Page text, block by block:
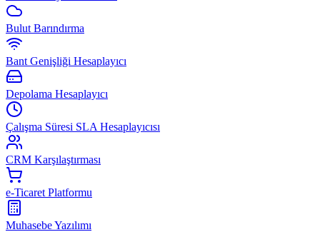
Bulut Barındırma
Bant Genişliği Hesaplayıcı
Depolama Hesaplayıcı
Çalışma Süresi SLA Hesaplayıcısı
CRM Karşılaştırması
e-Ticaret Platformu
Muhasebe Yazılımı